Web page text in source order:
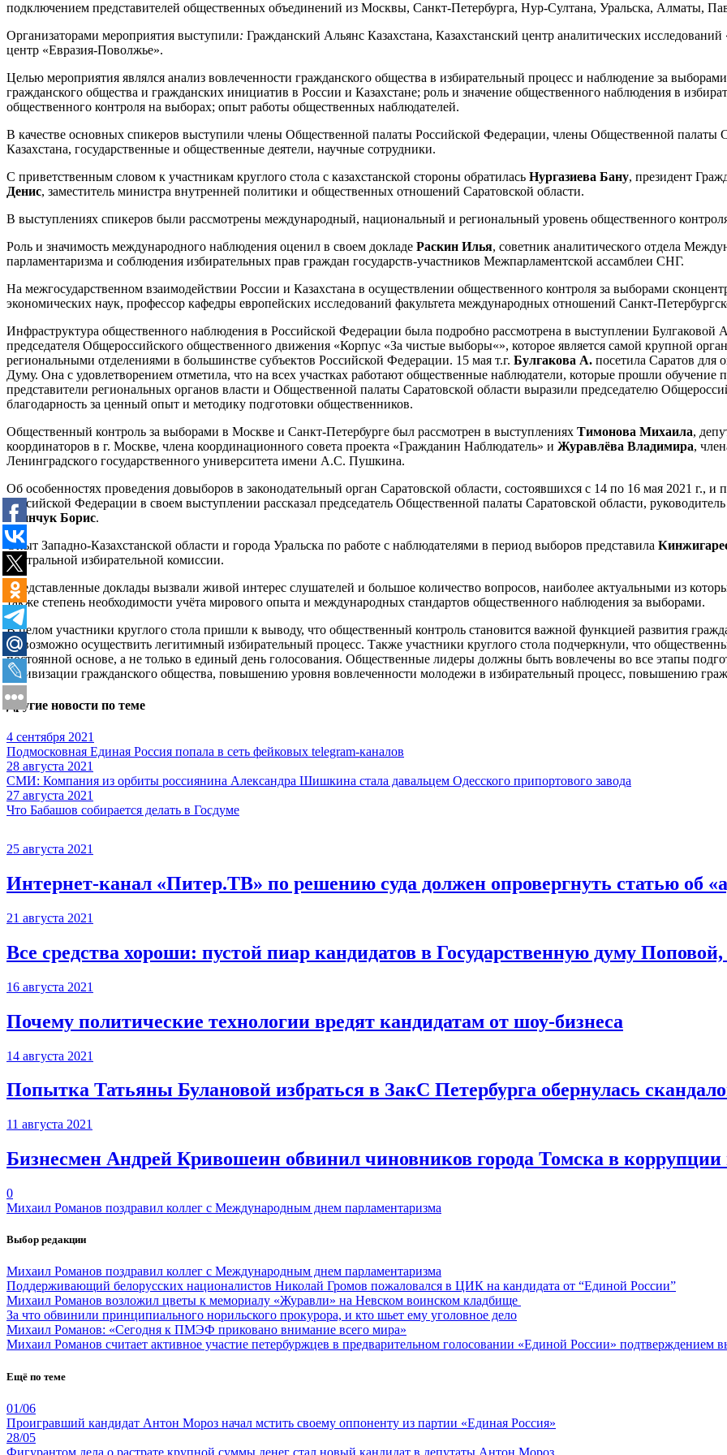
подключением представителей общественных объединений из Москвы, Санкт-Петербурга, Нур-Султана, Уральска, Алматы,
Организаторами мероприятия выступили: Гражданский Альянс Казахстана, Казахстанский центр аналитических
центр «Евразия-Поволжье».
Целью мероприятия являлся анализ вовлеченности гражданского общества в избирательный процесс и наблюдение за
гражданского общества и гражданских инициатив в России и Казахстане; роль и значение общественного наблюдения в
общественного контроля на выборах; опыт работы общественных наблюдателей.
В качестве основных спикеров выступили члены Общественной палаты Российской Федерации, члены Общественной палаты
Казахстана, государственные и общественные деятели, научные сотрудники.
С приветственным словом к участникам круглого стола с казахстанской стороны обратилась Нургазиева Бану, президент
Денис, заместитель министра внутренней политики и общественных отношений Саратовской области.
В выступлениях спикеров были рассмотрены международный, национальный и региональный уровень общественного
Роль и значимость международного наблюдения оценил в своем докладе Раскин Илья, советник аналитического отдела
парламентаризма и соблюдения избирательных прав граждан государств-участников Межпарламентской ассамблеи СНГ.
На межгосударственном взаимодействии России и Казахстана в осуществлении общественного контроля за выборами
экономических наук, профессор кафедры европейских исследований факультета международных отношений Санкт-
Инфраструктура общественного наблюдения в Российской Федерации была подробно рассмотрена в выступлении
председателя Общероссийского общественного движения «Корпус «За чистые выборы«», которое является самой крупной
региональными отделениями в большинстве субъектов Российской Федерации. 15 мая т.г. Булгакова А. посетила Саратов для
Думу. Она с удовлетворением отметила, что на всех участках работают общественные наблюдатели, которые прошли
представители региональных органов власти и Общественной палаты Саратовской области выразили председателю
благодарность за ценный опыт и методику подготовки общественников.
Общественный контроль за выборами в Москве и Санкт-Петербурге был рассмотрен в выступлениях Тимонова Михаила,
координаторов в г. Москве, члена координационного совета проекта «Гражданин Наблюдатель» и Журавлёва Владимира,
Ленинградского государственного университета имени А.С. Пушкина.
Об особенностях проведения довыборов в законодательный орган Саратовской области, состоявшихся с 14 по 16 мая 2021 г.,
Российской Федерации в своем выступлении рассказал председатель Общественной палаты Саратовской области,
Шинчук Борис.
Опыт Западно-Казахстанской области и города Уральска по работе с наблюдателями в период выборов представила
центральной избирательной комиссии.
Представленные доклады вызвали живой интерес слушателей и большое количество вопросов, наиболее актуальными из
также степень необходимости учёта мирового опыта и международных стандартов общественного наблюдения за выборами.
В целом участники круглого стола пришли к выводу, что общественный контроль становится важной функцией развития
не возможно осуществить легитимный избирательный процесс. Также участники круглого стола подчеркнули, что
постоянной основе, а не только в единый день голосования. Общественные лидеры должны быть вовлечены во все этапы
активизации гражданского общества, повышению уровня вовлеченности молодежи в избирательный процесс, повышению
Другие новости по теме
4 сентября 2021
Подмосковная Единая Россия попала в сеть фейковых telegram-каналов
28 августа 2021
СМИ: Компания из орбиты россиянина Александра Шишкина стала давальцем Одесского припортового завода
27 августа 2021
Что Бабашов собирается делать в Госдуме
25 августа 2021
Интернет-канал «Питер.ТВ» по решению суда должен опровергнуть статью об
21 августа 2021
Все средства хороши: пустой пиар кандидатов в Государственную думу
16 августа 2021
Почему политические технологии вредят кандидатам от шоу-бизнеса
14 августа 2021
Попытка Татьяны Булановой избраться в ЗакС Петербурга обернулась
11 августа 2021
Бизнесмен Андрей Кривошеин обвинил чиновников города Томска в коррупции
0
Михаил Романов поздравил коллег с Международным днем парламентаризма
Выбор редакции
Михаил Романов поздравил коллег с Международным днем парламентаризма
Поддерживающий белорусских националистов Николай Громов пожаловался в ЦИК на кандидата от “Единой России”
Михаил Романов возложил цветы к мемориалу «Журавли» на Невском воинском кладбище
За что обвинили принципиального норильского прокурора, и кто шьет ему уголовное дело
Михаил Романов: «Сегодня к ПМЭФ приковано внимание всего мира»
Михаил Романов считает активное участие петербуржцев в предварительном голосовании «Единой России» подтверждением
Ещё по теме
01/06
Проигравший кандидат Антон Мороз начал мстить своему оппоненту из партии «Единая Россия»
28/05
Фигурантом дела о растрате крупной суммы денег стал новый кандидат в депутаты Антон Мороз